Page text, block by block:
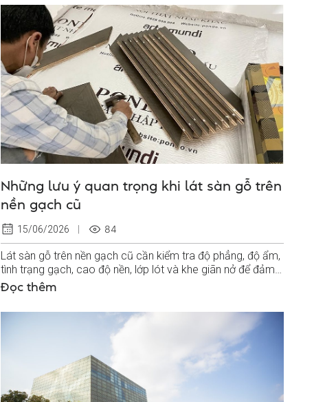
Những lưu ý quan trọng khi lát sàn gỗ trên
nền gạch cũ
15/06/2026 84
Lát sàn gỗ trên nền gạch cũ cần kiểm tra độ phẳng, độ ẩm,
tình trạng gạch, cao độ nền, lớp lót và khe giãn nở để đảm
bảo sàn...
Đọc thêm